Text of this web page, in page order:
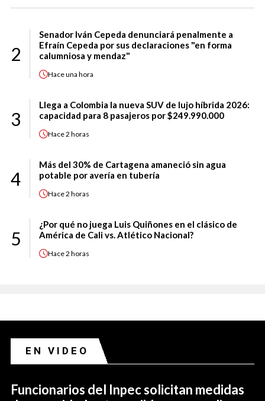
2
Senador Iván Cepeda denunciará penalmente a
Efraín Cepeda por sus declaraciones "en forma
calumniosa y mendaz"
Haceuna hora
3
Llega a Colombia la nueva SUV de lujo híbrida 2026:
capacidad para 8 pasajeros por $249.990.000
Hace2 horas
4
Más del 30% de Cartagena amaneció sin agua
potable por avería en tubería
Hace2 horas
5
¿Por qué no juega Luis Quiñones en el clásico de
América de Cali vs. Atlético Nacional?
Hace2 horas
EN VIDEO
Funcionarios del Inpec solicitan medidas